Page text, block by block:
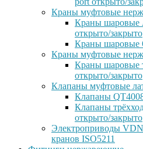
Краны муфтовые
Краны шаровые
открыто/закрыто
Краны шаровые
Краны муфтовые
Краны шаровые
открыто/закрыто
Клапаны муфтовые
Клапаны
Клапаны
открыто/закрыто
Электроприводы
кранов ISO5211